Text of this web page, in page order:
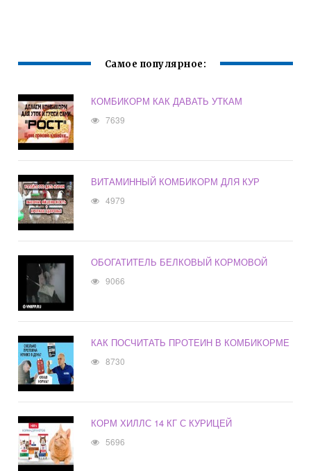
Самое популярное:
КОМБИКОРМ КАК ДАВАТЬ УТКАМ
7639
ВИТАМИННЫЙ КОМБИКОРМ ДЛЯ КУР
4979
ОБОГАТИТЕЛЬ БЕЛКОВЫЙ КОРМОВОЙ
9066
КАК ПОСЧИТАТЬ ПРОТЕИН В КОМБИКОРМЕ
8730
КОРМ ХИЛЛС 14 КГ С КУРИЦЕЙ
5696